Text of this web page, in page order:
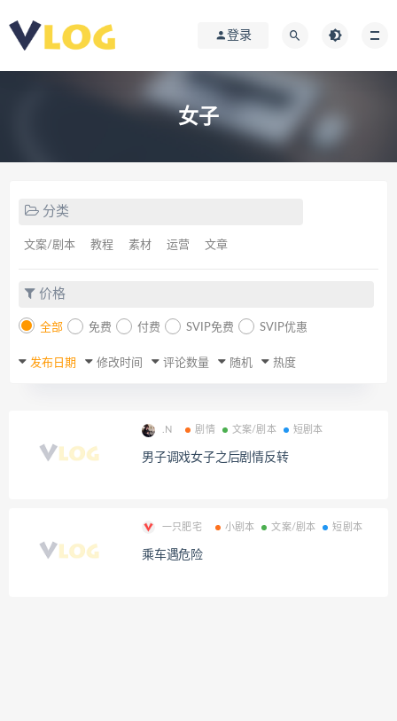
登录
女子
分类
文案/剧本 教程 素材 运营 文章
价格
全部 免费 付费 SVIP免费 SVIP优惠
发布日期 修改时间 评论数量 随机 热度
.N 剧情 文案/剧本 短剧本
男子调戏女子之后剧情反转
一只肥宅 小剧本 文案/剧本 短剧本
乘车遇危险